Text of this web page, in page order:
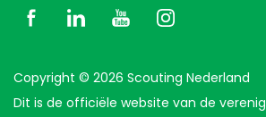
Copyright © 2026 Scouting Nederland
Dit is de officiële website van de